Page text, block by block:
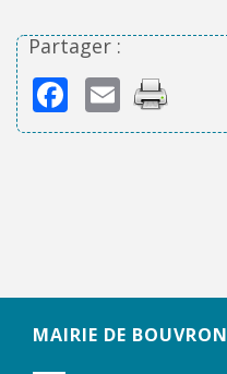
Partager :
Facebook
Email
MAIRIE DE BOUVRON